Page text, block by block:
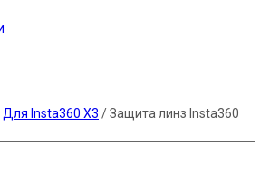
Для Insta360 X3 / Защита линз Insta360